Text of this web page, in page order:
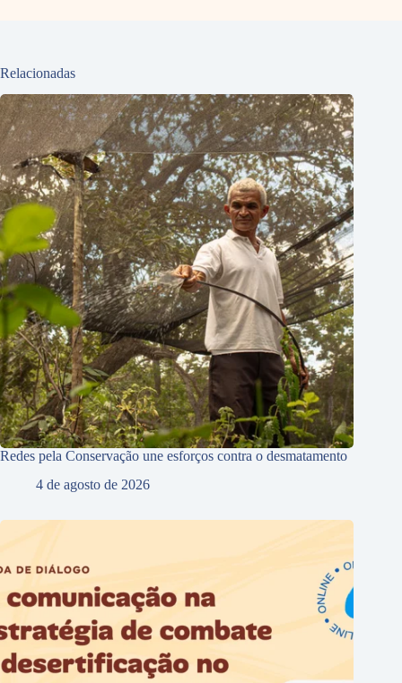
Relacionadas
Redes pela Conservação une esforços contra o desmatamento
4 de agosto de 2026